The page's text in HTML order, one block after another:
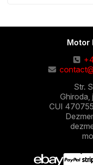
Motor
Str.
Ghiroda,
CUI